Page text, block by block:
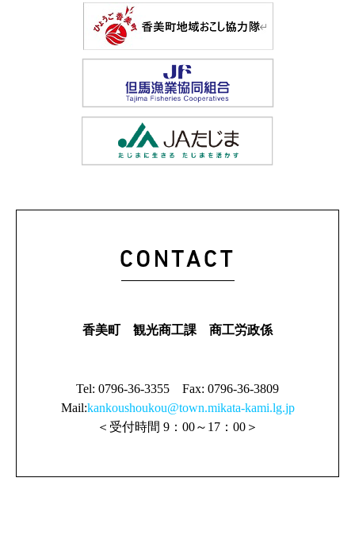
香美町 観光商工課 商工労政係
Tel: 0796-36-3355 Fax: 0796-36-3809
Mail:kankoushoukou@town.mikata-kami.lg.jp
＜受付時間 9：00～17：00＞